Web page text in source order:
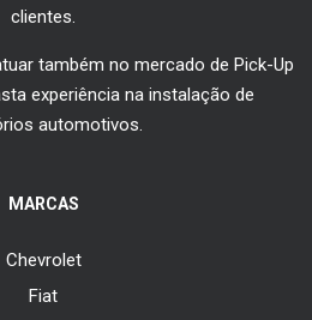
clientes.
também no mercado de Pick-Up
experiência na instalação de
automotivos.
MARCAS
Chevrolet
Fiat